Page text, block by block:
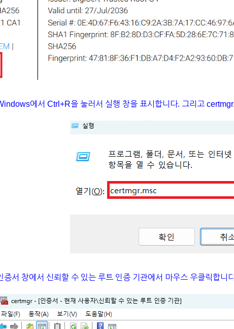
에서 Ctrl+R을 눌러서 실행 창을 표시합니다. 그리고
증서 창에서 신뢰할 수 있는 루트 인증 기관에서 마우스 우클릭합